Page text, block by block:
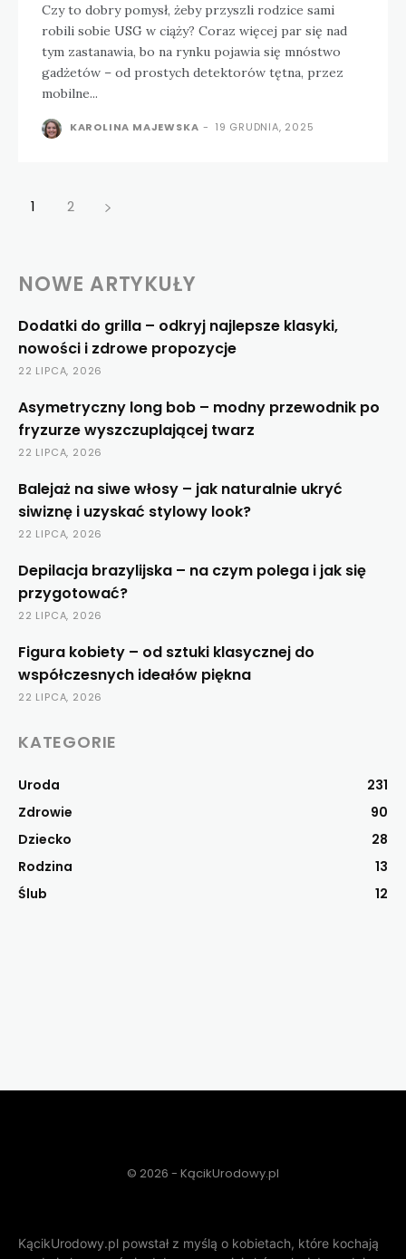
Czy to dobry pomysł, żeby przyszli rodzice sami
robili sobie USG w ciąży? Coraz więcej par się nad
tym zastanawia, bo na rynku pojawia się mnóstwo
gadżetów – od prostych detektorów tętna, przez
mobilne...
KAROLINA MAJEWSKA - 19 GRUDNIA, 2025
1 2
NOWE ARTYKUŁY
Dodatki do grilla – odkryj najlepsze klasyki,
nowości i zdrowe propozycje
22 LIPCA, 2026
Asymetryczny long bob – modny przewodnik po
fryzurze wyszczuplającej twarz
22 LIPCA, 2026
Balejaż na siwe włosy – jak naturalnie ukryć
siwiznę i uzyskać stylowy look?
22 LIPCA, 2026
Depilacja brazylijska – na czym polega i jak się
przygotować?
22 LIPCA, 2026
Figura kobiety – od sztuki klasycznej do
współczesnych ideałów piękna
22 LIPCA, 2026
KATEGORIE
Uroda
231
Zdrowie
90
Dziecko
28
Rodzina
13
Ślub
12
© 2026 - KącikUrodowy.pl
KącikUrodowy.pl powstał z myślą o kobietach, które kochają